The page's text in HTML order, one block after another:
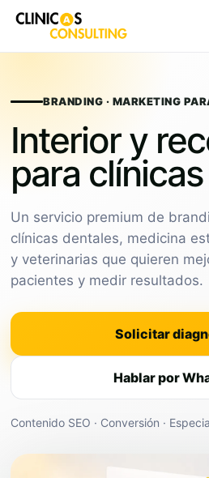
contentBRANDING · MARKETING
Interior y
para clínicas
Un servicio premium de
clínicas dentales, medicina
y veterinarias que quieren
pacientes y medir resultados.
Solicitar
Hablar por
Contenido SEO · Conversión ·